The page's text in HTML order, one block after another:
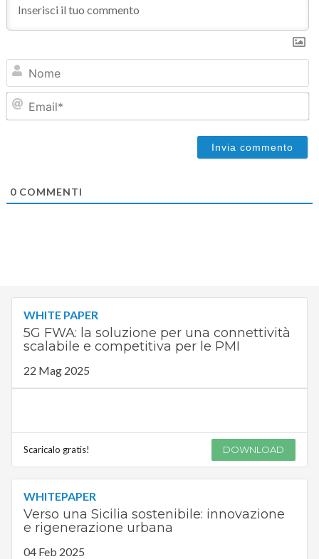
0COMMENTI
WHITE PAPER
5G FWA: la soluzione per una connettività
scalabile e competitiva per le PMI
22 Mag 2025
Scaricalo gratis! DOWNLOAD
WHITEPAPER
Verso una Sicilia sostenibile: innovazione
e rigenerazione urbana
04 Feb 2025